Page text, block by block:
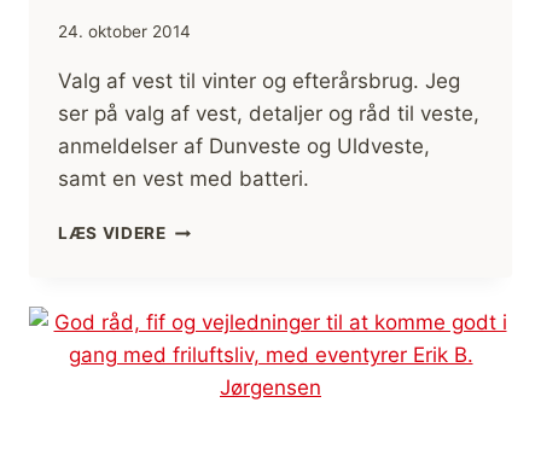
24. oktober 2014
Valg af vest til vinter og efterårsbrug. Jeg
ser på valg af vest, detaljer og råd til veste,
anmeldelser af Dunveste og Uldveste,
samt en vest med batteri.
LÆS VIDEREVALG
VINTER
OG
EFTERÅRSBRUG
(ANMELDELSER)